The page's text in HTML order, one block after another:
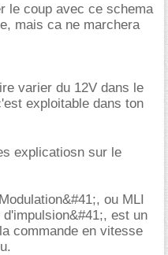
le coup avec ce schema
mais ca ne marchera
varier du 12V dans le
exploitable dans ton
explicatiosn sur le
ou MLI
est un
commande en vitesse